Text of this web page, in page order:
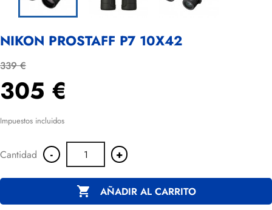
NIKON PROSTAFF P7 10X42
339 €
305 €
Impuestos incluidos
Cantidad - +
 AÑADIR AL CARRITO